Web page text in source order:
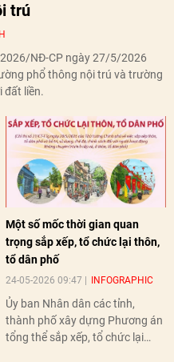
trú
NĐ-CP ngày 27/5/2026
phổ thông nội trú và trường
đất liền.
Một số mốc thời gian quan
trọng sắp xếp, tổ chức lại thôn,
tổ dân phố
24-05-2026 09:47 INFOGRAPHIC
Ủy ban Nhân dân các tỉnh,
thành phố xây dựng Phương án
tổng thể sắp xếp, tổ chức lại